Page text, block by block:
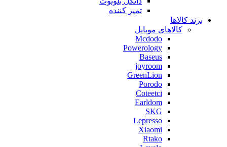
تمیز کننده
برند کالاها
کالاهای موبایل
Mcdodo
Powerology
Baseus
joyroom
GreenLion
Porodo
Coteetci
Earldom
SKG
Lepresso
Xiaomi
Rtako